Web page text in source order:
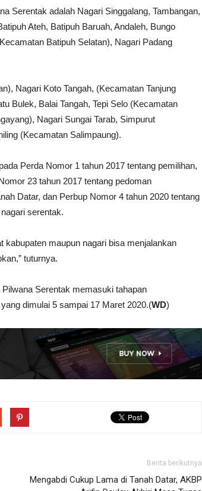
Serentak adalah Nagari Singgalang, Tambangan,
Ateh, Batipuh Baruah, Andaleh, Bungo
Batipuh Selatan), Nagari Padang
Nagari Koto Tangah, (Kecamatan Tanjung
Bulek, Balai Tangah, Tepi Selo (Kecamatan
Nagari Sungai Tarab, Simpurut
(Kecamatan Salimpaung).
Perda Nomor 1 tahun 2017 tentang pemilihan,
23 tahun 2017 tentang pedoman
Datar, dan Perbup Nomor 4 tahun 2020 tentang
serentak.
kabupaten maupun nagari bisa menjalankan
tuturnya.
Serentak memasuki tahapan
dimulai 5 sampai 17 Maret 2020.(WD)
Berita berikutnya
Mengabdi Cukup Lama di Tanah Datar, AKBP